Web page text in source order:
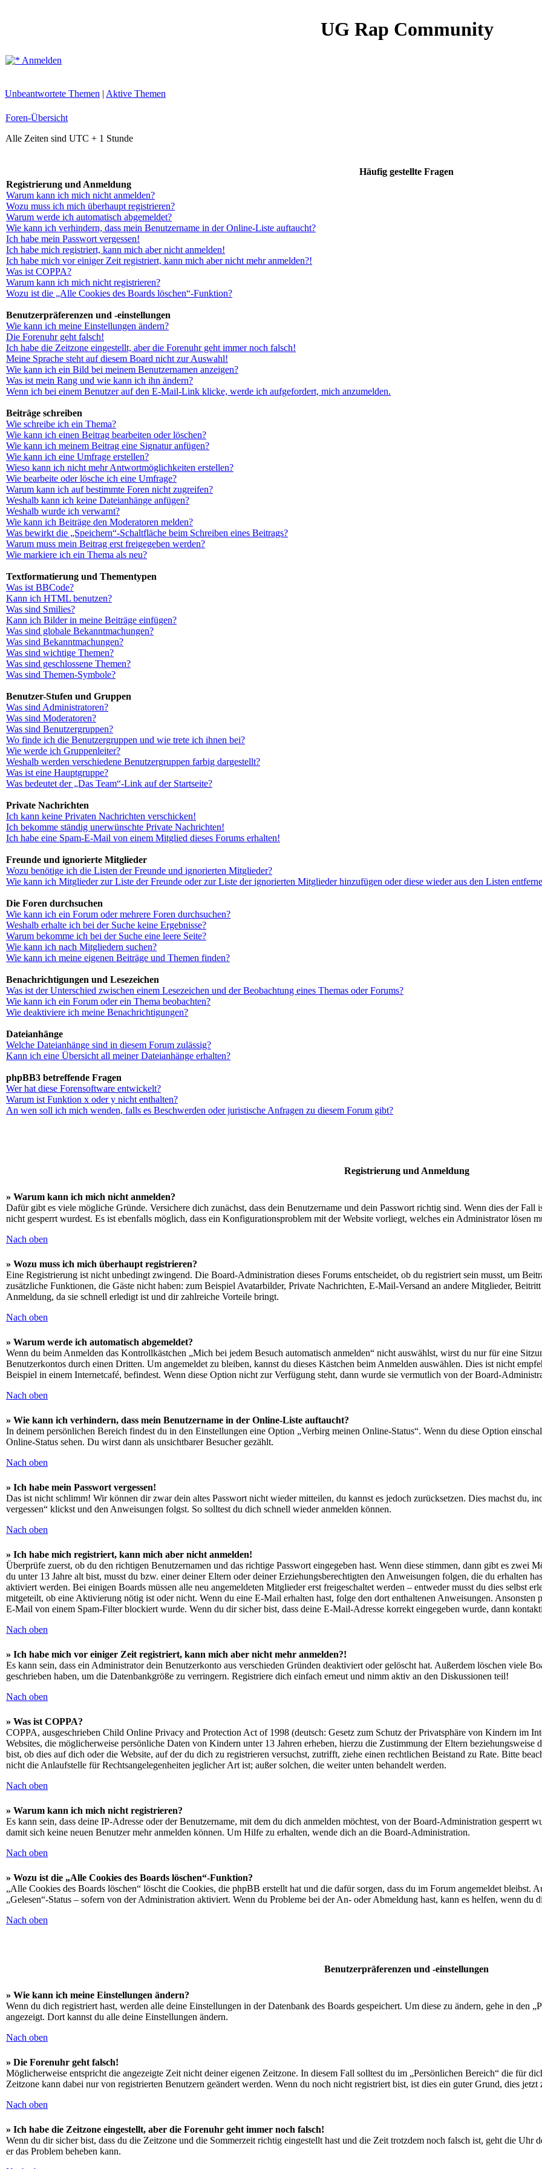
UG Rap Community
Anmelden
Unbeantwortete Themen | Aktive Themen
Foren-Übersicht
Alle Zeiten sind UTC + 1 Stunde
Häufig gestellte Fragen
Registrierung und Anmeldung
Warum kann ich mich nicht anmelden?
Wozu muss ich mich überhaupt registrieren?
Warum werde ich automatisch abgemeldet?
Wie kann ich verhindern, dass mein Benutzername in der Online-Liste auftaucht?
Ich habe mein Passwort vergessen!
Ich habe mich registriert, kann mich aber nicht anmelden!
Ich habe mich vor einiger Zeit registriert, kann mich aber nicht mehr anmelden?!
Was ist COPPA?
Warum kann ich mich nicht registrieren?
Wozu ist die „Alle Cookies des Boards löschen“-Funktion?
Benutzerpräferenzen und -einstellungen
Wie kann ich meine Einstellungen ändern?
Die Forenuhr geht falsch!
Ich habe die Zeitzone eingestellt, aber die Forenuhr geht immer noch falsch!
Meine Sprache steht auf diesem Board nicht zur Auswahl!
Wie kann ich ein Bild bei meinem Benutzernamen anzeigen?
Was ist mein Rang und wie kann ich ihn ändern?
Wenn ich bei einem Benutzer auf den E-Mail-Link klicke, werde ich aufgefordert, mich anzumelden.
Beiträge schreiben
Wie schreibe ich ein Thema?
Wie kann ich einen Beitrag bearbeiten oder löschen?
Wie kann ich meinem Beitrag eine Signatur anfügen?
Wie kann ich eine Umfrage erstellen?
Wieso kann ich nicht mehr Antwortmöglichkeiten erstellen?
Wie bearbeite oder lösche ich eine Umfrage?
Warum kann ich auf bestimmte Foren nicht zugreifen?
Weshalb kann ich keine Dateianhänge anfügen?
Weshalb wurde ich verwarnt?
Wie kann ich Beiträge den Moderatoren melden?
Was bewirkt die „Speichern“-Schaltfläche beim Schreiben eines Beitrags?
Warum muss mein Beitrag erst freigegeben werden?
Wie markiere ich ein Thema als neu?
Textformatierung und Thementypen
Was ist BBCode?
Kann ich HTML benutzen?
Was sind Smilies?
Kann ich Bilder in meine Beiträge einfügen?
Was sind globale Bekanntmachungen?
Was sind Bekanntmachungen?
Was sind wichtige Themen?
Was sind geschlossene Themen?
Was sind Themen-Symbole?
Benutzer-Stufen und Gruppen
Was sind Administratoren?
Was sind Moderatoren?
Was sind Benutzergruppen?
Wo finde ich die Benutzergruppen und wie trete ich ihnen bei?
Wie werde ich Gruppenleiter?
Weshalb werden verschiedene Benutzergruppen farbig dargestellt?
Was ist eine Hauptgruppe?
Was bedeutet der „Das Team“-Link auf der Startseite?
Private Nachrichten
Ich kann keine Privaten Nachrichten verschicken!
Ich bekomme ständig unerwünschte Private Nachrichten!
Ich habe eine Spam-E-Mail von einem Mitglied dieses Forums erhalten!
Freunde und ignorierte Mitglieder
Wozu benötige ich die Listen der Freunde und ignorierten Mitglieder?
Wie kann ich Mitglieder zur Liste der Freunde oder zur Liste der ignorierten Mitglieder hinzufügen oder diese wieder aus den Listen
Die Foren durchsuchen
Wie kann ich ein Forum oder mehrere Foren durchsuchen?
Weshalb erhalte ich bei der Suche keine Ergebnisse?
Warum bekomme ich bei der Suche eine leere Seite?
Wie kann ich nach Mitgliedern suchen?
Wie kann ich meine eigenen Beiträge und Themen finden?
Benachrichtigungen und Lesezeichen
Was ist der Unterschied zwischen einem Lesezeichen und der Beobachtung eines Themas oder Forums?
Wie kann ich ein Forum oder ein Thema beobachten?
Wie deaktiviere ich meine Benachrichtigungen?
Dateianhänge
Welche Dateianhänge sind in diesem Forum zulässig?
Kann ich eine Übersicht all meiner Dateianhänge erhalten?
phpBB3 betreffende Fragen
Wer hat diese Forensoftware entwickelt?
Warum ist Funktion x oder y nicht enthalten?
An wen soll ich mich wenden, falls es Beschwerden oder juristische Anfragen zu diesem Forum gibt?
Registrierung und Anmeldung
» Warum kann ich mich nicht anmelden?
Dafür gibt es viele mögliche Gründe. Versichere dich zunächst, dass dein Benutzername und dein Passwort richtig sind. Wenn dies der
nicht gesperrt wurdest. Es ist ebenfalls möglich, dass ein Konfigurationsproblem mit der Website vorliegt, welches ein Administrator lösen
Nach oben
» Wozu muss ich mich überhaupt registrieren?
Eine Registrierung ist nicht unbedingt zwingend. Die Board-Administration dieses Forums entscheidet, ob du registriert sein musst, um
zusätzliche Funktionen, die Gäste nicht haben: zum Beispiel Avatarbilder, Private Nachrichten, E-Mail-Versand an andere Mitglieder,
Anmeldung, da sie schnell erledigt ist und dir zahlreiche Vorteile bringt.
Nach oben
» Warum werde ich automatisch abgemeldet?
Wenn du beim Anmelden das Kontrollkästchen „Mich bei jedem Besuch automatisch anmelden“ nicht auswählst, wirst du nur für eine
Benutzerkontos durch einen Dritten. Um angemeldet zu bleiben, kannst du dieses Kästchen beim Anmelden auswählen. Dies ist nicht
Beispiel in einem Internetcafé, befindest. Wenn diese Option nicht zur Verfügung steht, dann wurde sie vermutlich von der Board-
Nach oben
» Wie kann ich verhindern, dass mein Benutzername in der Online-Liste auftaucht?
In deinem persönlichen Bereich findest du in den Einstellungen eine Option „Verbirg meinen Online-Status“. Wenn du diese Option
Online-Status sehen. Du wirst dann als unsichtbarer Besucher gezählt.
Nach oben
» Ich habe mein Passwort vergessen!
Das ist nicht schlimm! Wir können dir zwar dein altes Passwort nicht wieder mitteilen, du kannst es jedoch zurücksetzen. Dies machst du,
vergessen“ klickst und den Anweisungen folgst. So solltest du dich schnell wieder anmelden können.
Nach oben
» Ich habe mich registriert, kann mich aber nicht anmelden!
Überprüfe zuerst, ob du den richtigen Benutzernamen und das richtige Passwort eingegeben hast. Wenn diese stimmen, dann gibt es zwei
du unter 13 Jahre alt bist, musst du bzw. einer deiner Eltern oder deiner Erziehungsberechtigten den Anweisungen folgen, die du erhalten
aktiviert werden. Bei einigen Boards müssen alle neu angemeldeten Mitglieder erst freigeschaltet werden – entweder musst du dies selbst
mitgeteilt, ob eine Aktivierung nötig ist oder nicht. Wenn du eine E-Mail erhalten hast, folge den dort enthaltenen Anweisungen.
E-Mail von einem Spam-Filter blockiert wurde. Wenn du dir sicher bist, dass deine E-Mail-Adresse korrekt eingegeben wurde, dann
Nach oben
» Ich habe mich vor einiger Zeit registriert, kann mich aber nicht mehr anmelden?!
Es kann sein, dass ein Administrator dein Benutzerkonto aus verschieden Gründen deaktiviert oder gelöscht hat. Außerdem löschen viele
geschrieben haben, um die Datenbankgröße zu verringern. Registriere dich einfach erneut und nimm aktiv an den Diskussionen teil!
Nach oben
» Was ist COPPA?
COPPA, ausgeschrieben Child Online Privacy and Protection Act of 1998 (deutsch: Gesetz zum Schutz der Privatsphäre von Kindern im
Websites, die möglicherweise persönliche Daten von Kindern unter 13 Jahren erheben, hierzu die Zustimmung der Eltern beziehungsweise
bist, ob dies auf dich oder die Website, auf der du dich zu registrieren versuchst, zutrifft, ziehe einen rechtlichen Beistand zu Rate. Bitte
nicht die Anlaufstelle für Rechtsangelegenheiten jeglicher Art ist; außer solchen, die weiter unten behandelt werden.
Nach oben
» Warum kann ich mich nicht registrieren?
Es kann sein, dass deine IP-Adresse oder der Benutzername, mit dem du dich anmelden möchtest, von der Board-Administration gesperrt
damit sich keine neuen Benutzer mehr anmelden können. Um Hilfe zu erhalten, wende dich an die Board-Administration.
Nach oben
» Wozu ist die „Alle Cookies des Boards löschen“-Funktion?
„Alle Cookies des Boards löschen“ löscht die Cookies, die phpBB erstellt hat und die dafür sorgen, dass du im Forum angemeldet bleibst.
„Gelesen“-Status – sofern von der Administration aktiviert. Wenn du Probleme bei der An- oder Abmeldung hast, kann es helfen, wenn du
Nach oben
Benutzerpräferenzen und -einstellungen
» Wie kann ich meine Einstellungen ändern?
Wenn du dich registriert hast, werden alle deine Einstellungen in der Datenbank des Boards gespeichert. Um diese zu ändern, gehe in den
angezeigt. Dort kannst du alle deine Einstellungen ändern.
Nach oben
» Die Forenuhr geht falsch!
Möglicherweise entspricht die angezeigte Zeit nicht deiner eigenen Zeitzone. In diesem Fall solltest du im „Persönlichen Bereich“ die für
Zeitzone kann dabei nur von registrierten Benutzern geändert werden. Wenn du noch nicht registriert bist, ist dies ein guter Grund, dies jetzt
Nach oben
» Ich habe die Zeitzone eingestellt, aber die Forenuhr geht immer noch falsch!
Wenn du dir sicher bist, dass du die Zeitzone und die Sommerzeit richtig eingestellt hast und die Zeit trotzdem noch falsch ist, geht die
er das Problem beheben kann.